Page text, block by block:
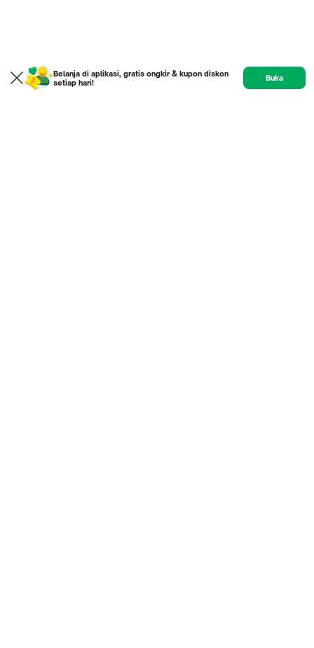
Belanja di aplikasi, gratis ongkir & kupon diskon
setiap hari!
Buka